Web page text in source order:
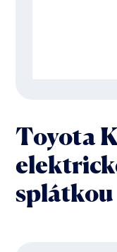
Toyota
splátkou